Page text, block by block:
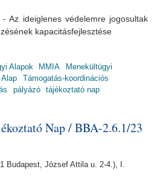
- Az ideiglenes védelemre jogosultak
kapacitásfejlesztése
Alapok MMIA
Menekültügyi
Támogatás-koordinációs
pályázó tájékoztató nap
Nap / BBA-2.6.1/23
Budapest, József Attila u. 2-4.), I.